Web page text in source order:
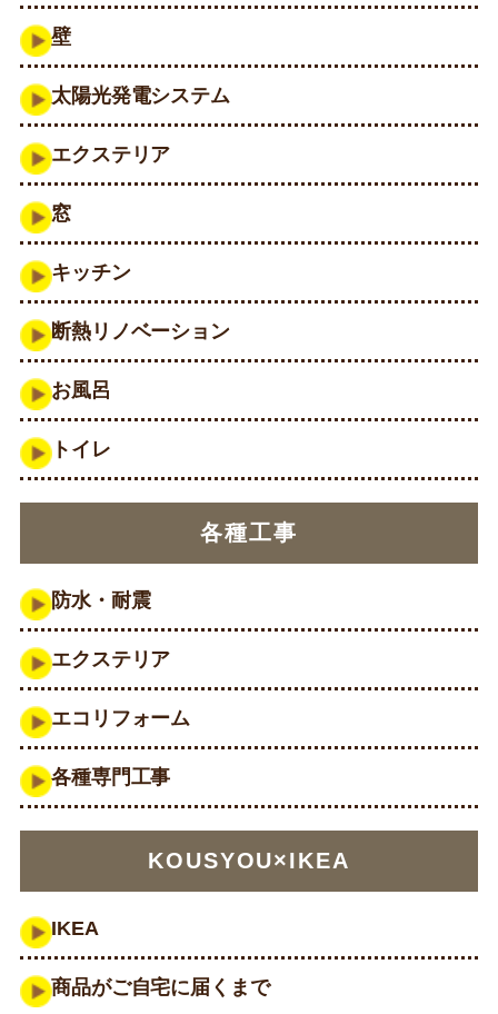
壁
太陽光発電システム
エクステリア
窓
キッチン
断熱リノベーション
お風呂
トイレ
各種工事
防水・耐震
エクステリア
エコリフォーム
各種専門工事
KOUSYOU×IKEA
IKEA
商品がご自宅に届くまで